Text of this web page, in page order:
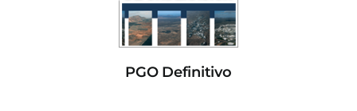
PGO Definitivo